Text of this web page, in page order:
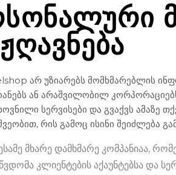
არ უზიარებს მომხმარებლის
ან არაშვილობილ
სერვისები და გვაქვს ამაზე
რის გამოც ისინი შეიძლება
მხარე დამხმარე კომპანიაა,
კლიენტების აქაუნტებსა და